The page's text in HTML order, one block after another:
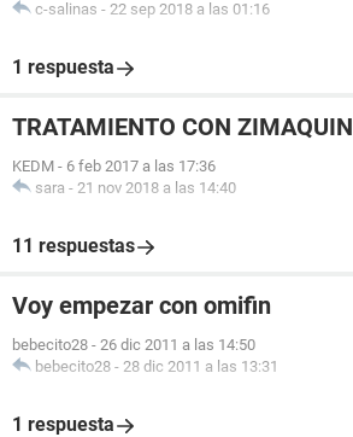
c-salinas - 22 sep 2018 a las 01:16
1 respuesta
TRATAMIENTO CON ZIMAQUIN
KEDM - 6 feb 2017 a las 17:36
sara - 21 nov 2018 a las 14:40
11 respuestas
Voy empezar con omifin
bebecito28 - 26 dic 2011 a las 14:50
bebecito28 - 28 dic 2011 a las 13:31
1 respuesta